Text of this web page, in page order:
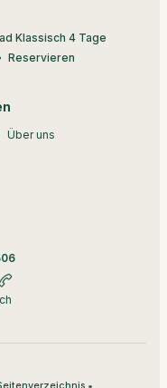
Klassisch 4 Tage
Reservieren
Über uns
•